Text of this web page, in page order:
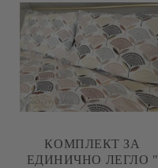
КОМПЛЕКТ ЗА
ЕДИНИЧНО ЛЕГЛО "